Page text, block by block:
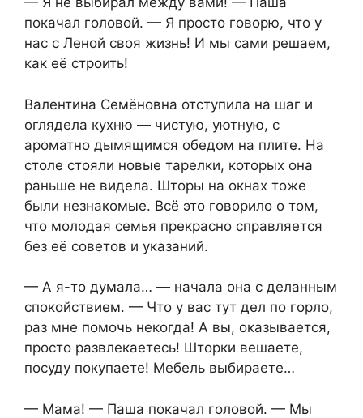
покачал головой. — Я просто говорю, что у
нас с Леной своя жизнь! И мы сами решаем,
как её строить!
Валентина Семёновна отступила на шаг и
оглядела кухню — чистую, уютную, с
ароматно дымящимся обедом на плите. На
столе стояли новые тарелки, которых она
раньше не видела. Шторы на окнах тоже
были незнакомые. Всё это говорило о том,
что молодая семья прекрасно справляется
без её советов и указаний.
— А я-то думала… — начала она с деланным
спокойствием. — Что у вас тут дел по горло,
раз мне помочь некогда! А вы, оказывается,
просто развлекаетесь! Шторки вешаете,
посуду покупаете! Мебель выбираете…
— Мама! — Паша покачал головой. — Мы